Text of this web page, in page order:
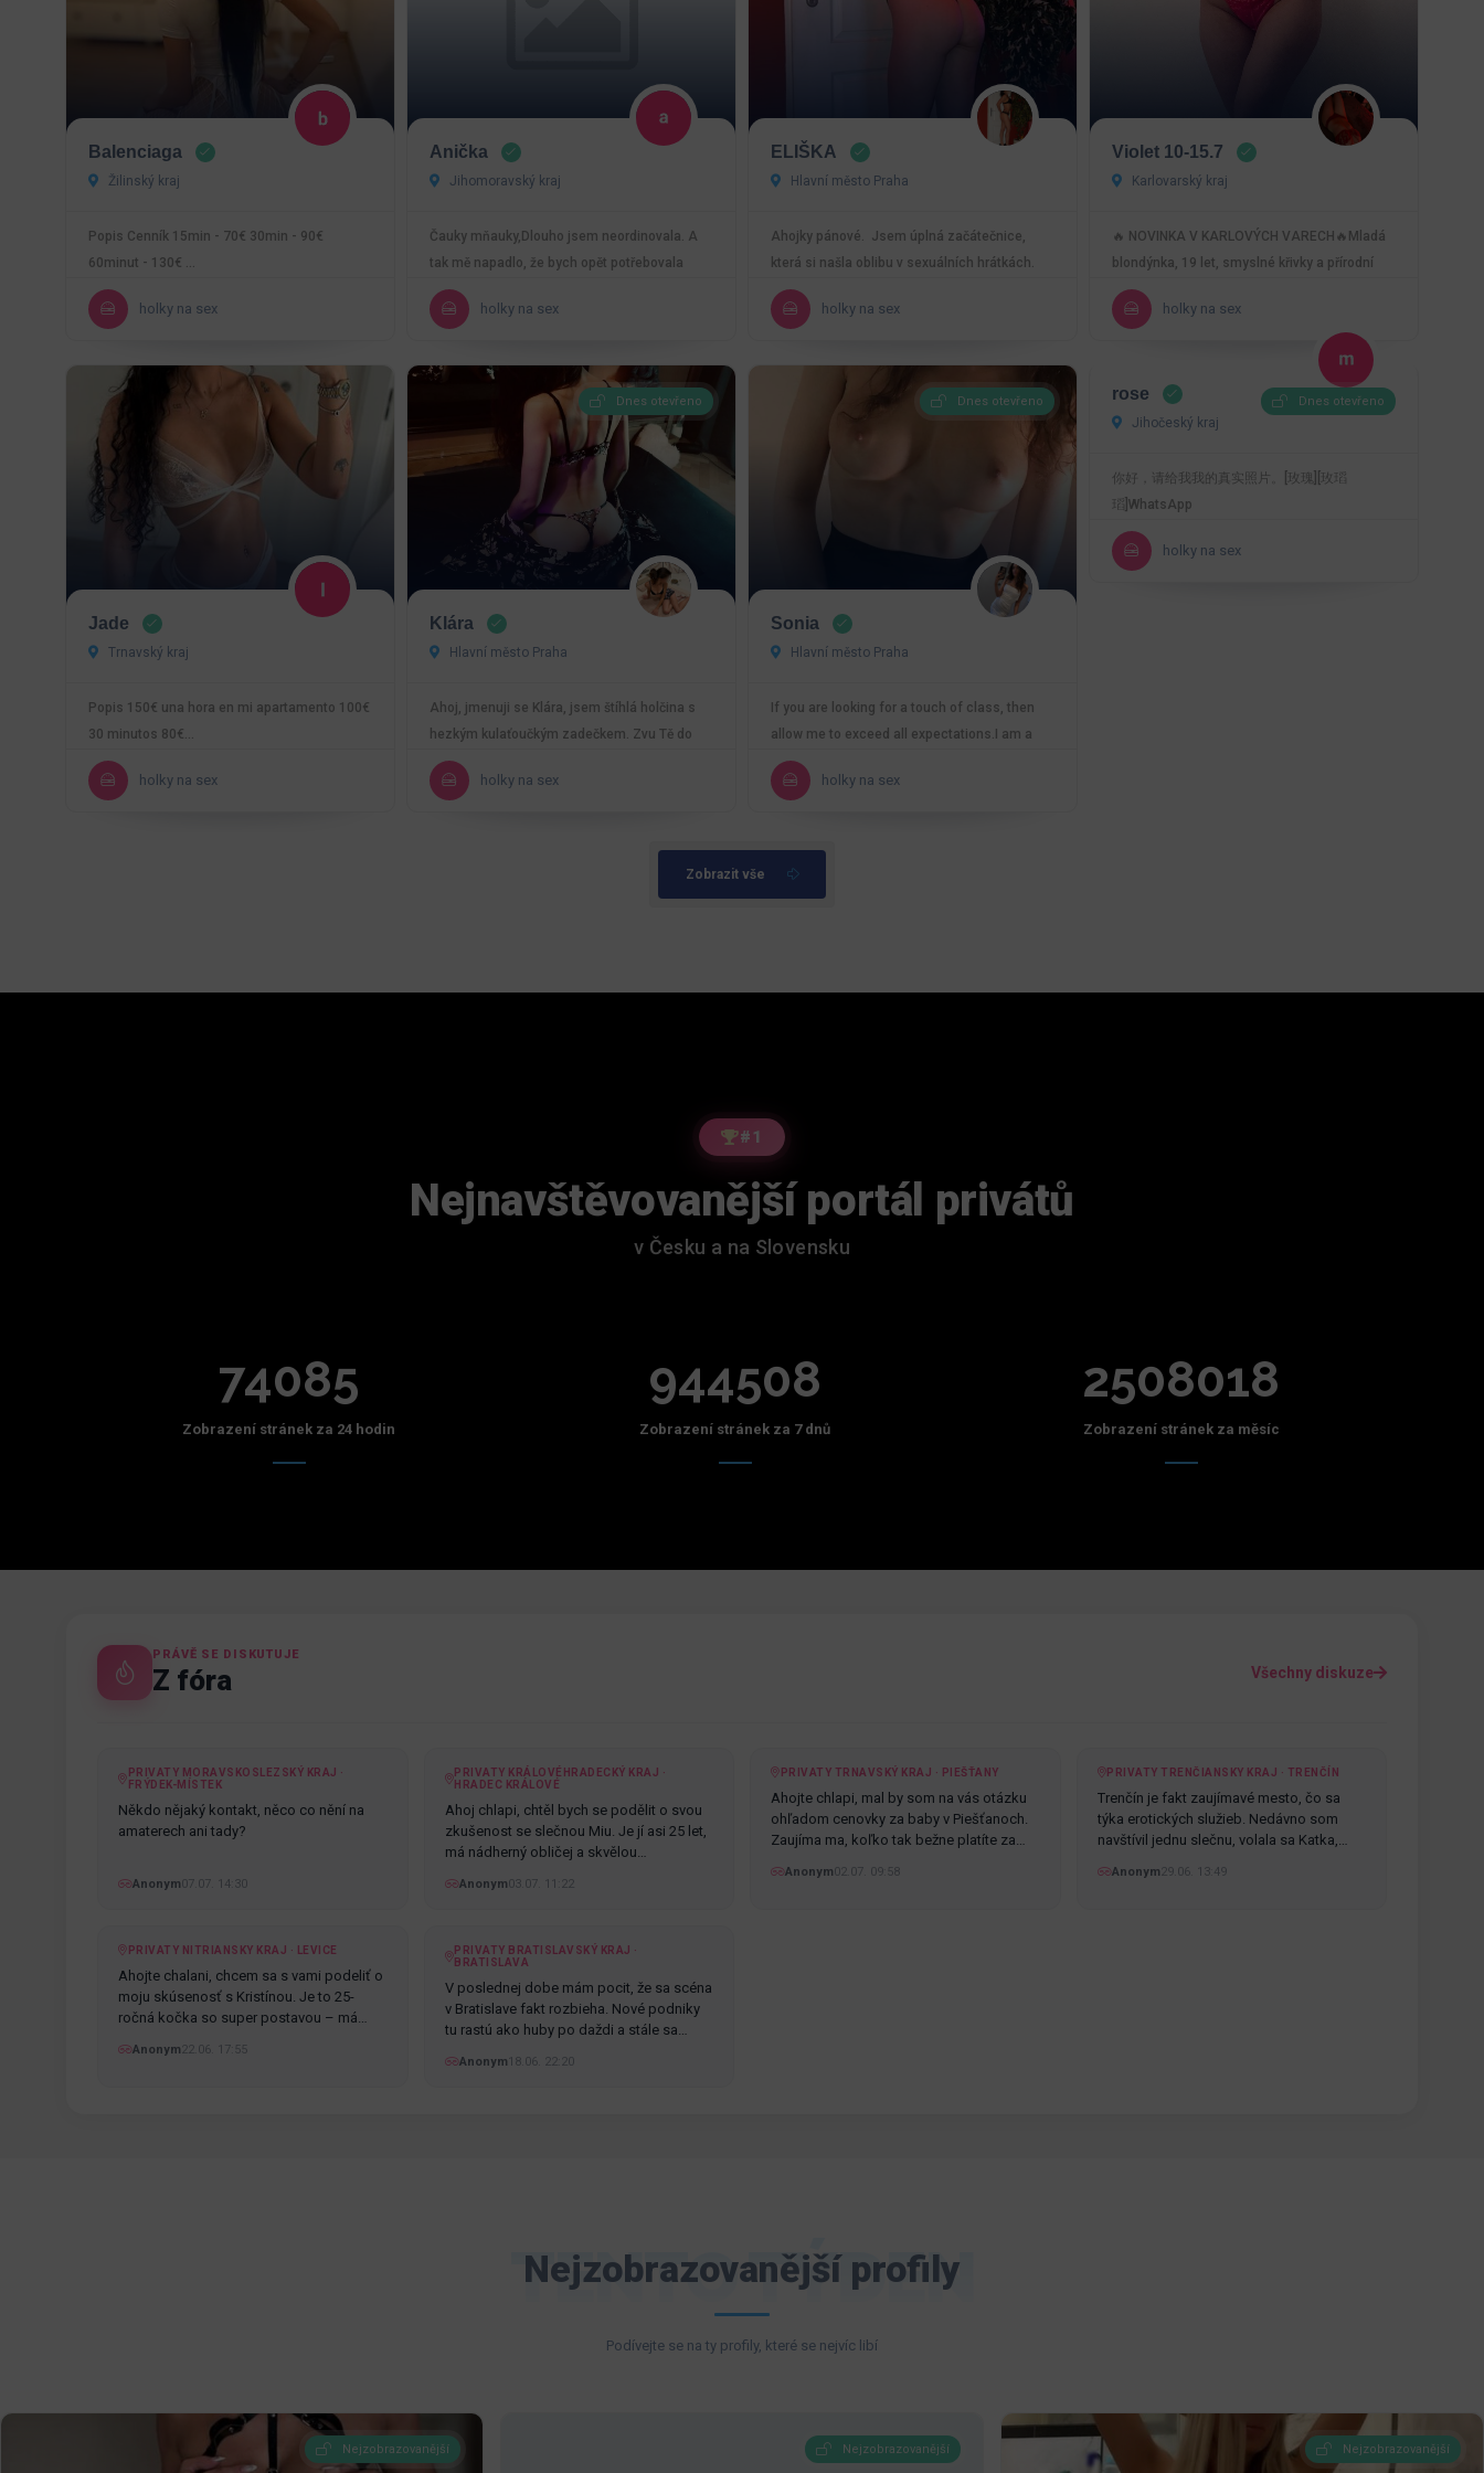
Balenciaga
Žilinský kraj
Popis Cenník 15min - 70€ 30min - 90€
60minut - 130€ …
holky na sex
Anička
Jihomoravský kraj
Čauky mňauky,Dlouho jsem neordinovala. A
tak mě napadlo, že bych opět potřebovala
uspokojit tím…
holky na sex
ELIŠKA
Hlavní město Praha
Ahojky pánové. Jsem úplná začátečnice,
která si našla oblibu v sexuálních hrátkách.
Jsem subinka,…
holky na sex
Violet 10-15.7
Karlovarský kraj
🔥 NOVINKA V KARLOVÝCH VARECH🔥Mladá
blondýnka, 19 let, smyslné křivky a přírodní
trojky tě zvou na…
holky na sex
Jade
Trnavský kraj
Popis 150€ una hora en mi apartamento 100€
30 minutos 80€…
holky na sex
Dnes otevřeno
Klára
Hlavní město Praha
Ahoj, jmenuji se Klára, jsem štíhlá holčina s
hezkým kulaťoučkým zadečkem. Zvu Tě do
svého bytečku,…
holky na sex
Dnes otevřeno
Sonia
Hlavní město Praha
If you are looking for a touch of class, then
allow me to exceed all expectations.I am a
very…
holky na sex
Dnes otevřeno
rose
Jihočeský kraj
你好，请给我我的真实照片。[玫瑰][玫瑫
瑫]WhatsApp
holky na sex
Zobrazit vše
#1
Nejnavštěvovanější portál privátů
v Česku a na Slovensku
74085
Zobrazení stránek za 24 hodin
944508
Zobrazení stránek za 7 dnů
2508018
Zobrazení stránek za měsíc
PRÁVĚ SE DISKUTUJE
Z fóra Všechny diskuze
PRIVATY MORAVSKOSLEZSKÝ KRAJ ·
FRÝDEK-MÍSTEK
Někdo nějaký kontakt, něco co nění na
amaterech ani tady?
Anonym07.07. 14:30
PRIVATY KRÁLOVÉHRADECKÝ KRAJ ·
HRADEC KRÁLOVÉ
Ahoj chlapi, chtěl bych se podělit o svou
zkušenost se slečnou Miu. Je jí asi 25 let,
má nádherný obličej a skvělou…
Anonym03.07. 11:22
PRIVATY TRNAVSKÝ KRAJ · PIEŠŤANY
Ahojte chlapi, mal by som na vás otázku
ohľadom cenovky za baby v Piešťanoch.
Zaujíma ma, koľko tak bežne platíte za…
Anonym02.07. 09:58
PRIVATY TRENČIANSKY KRAJ · TRENČÍN
Trenčín je fakt zaujímavé mesto, čo sa
týka erotických služieb. Nedávno som
navštívil jednu slečnu, volala sa Katka,…
Anonym29.06. 13:49
PRIVATY NITRIANSKY KRAJ · LEVICE
Ahojte chalani, chcem sa s vami podeliť o
moju skúsenosť s Kristínou. Je to 25-
ročná kočka so super postavou – má
Anonym22.06. 17:55
PRIVATY BRATISLAVSKÝ KRAJ ·
BRATISLAVA
V poslednej dobe mám pocit, že sa scéna
v Bratislave fakt rozbieha. Nové podniky
tu rastú ako huby po daždi a stále sa…
Anonym 18.06. 22:20
Nejzobrazovanější profily
TENTO TÝDEN
Podívejte se na ty profily, které se nejvíc libí
Nejzobrazovanější Nejzobrazovanější Nejzobrazovanější